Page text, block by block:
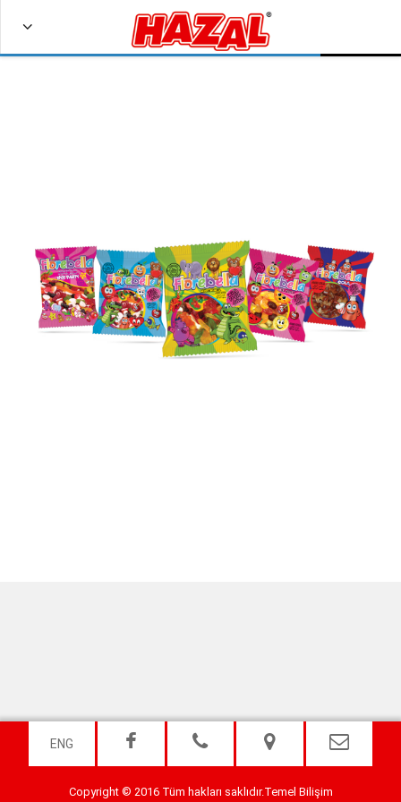
ENG
Copyright © 2016 Tüm hakları saklıdır.Temel Bilişim